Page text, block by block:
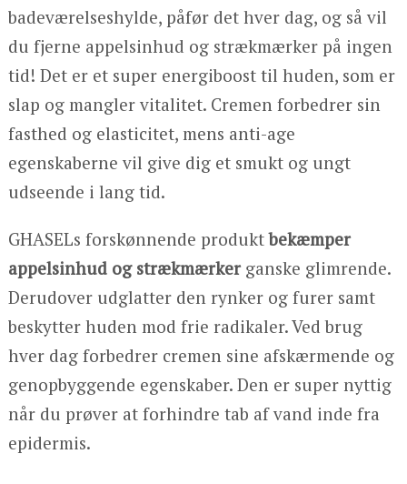
badeværelseshylde, påfør det hver dag, og så vil
du fjerne appelsinhud og strækmærker på ingen
tid! Det er et super energiboost til huden, som er
slap og mangler vitalitet. Cremen forbedrer sin
fasthed og elasticitet, mens anti-age
egenskaberne vil give dig et smukt og ungt
udseende i lang tid.
GHASELs forskønnende produktbekæmper
appelsinhud og strækmærkerganske glimrende.
Derudover udglatter den rynker og furer samt
beskytter huden mod frie radikaler. Ved brug
hver dag forbedrer cremen sine afskærmende og
genopbyggende egenskaber. Den er super nyttig
når du prøver at forhindre tab af vand inde fra
epidermis.